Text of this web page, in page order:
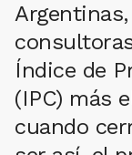
Índice de
(IPC) más
cuando